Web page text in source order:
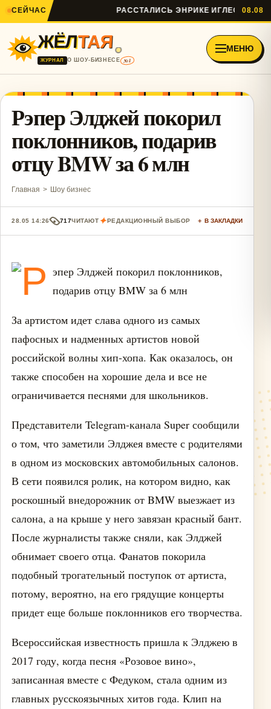
СЕЙЧАС РАССТАЛИСЬ ЭНРИКЕ ИГЛЕСИАС И
08.08
ЖЁЛТАЯ
ЖУРНАЛ О ШОУ-БИЗНЕСЕ №1
МЕНЮ
Рэпер Элджей покорил
поклонников, подарив
отцу BMW за 6 млн
Главная > Шоу бизнес
28.05 14:26 717ЧИТАЮТ✦РЕДАКЦИОННЫЙ ВЫБОР ＋ В ЗАКЛАДКИ
За артистом идет слава одного из самых
пафосных и надменных артистов новой
российской волны хип-хопа. Как оказалось, он
также способен на хорошие дела и все не
ограничивается песнями для школьников.
Представители Telegram-канала Super сообщили
о том, что заметили Элджея вместе с родителями
в одном из московских автомобильных салонов.
В сети появился ролик, на котором видно, как
роскошный внедорожник от BMW выезжает из
салона, а на крыше у него завязан красный бант.
После журналисты также сняли, как Элджей
обнимает своего отца. Фанатов покорила
подобный трогательный поступок от артиста,
потому, вероятно, на его грядущие концерты
придет еще больше поклонников его творчества.
Всероссийская известность пришла к Элджею в
2017 году, когда песня «Розовое вино»,
записанная вместе с Федуком, стала одним из
главных русскоязычных хитов года. Клип на